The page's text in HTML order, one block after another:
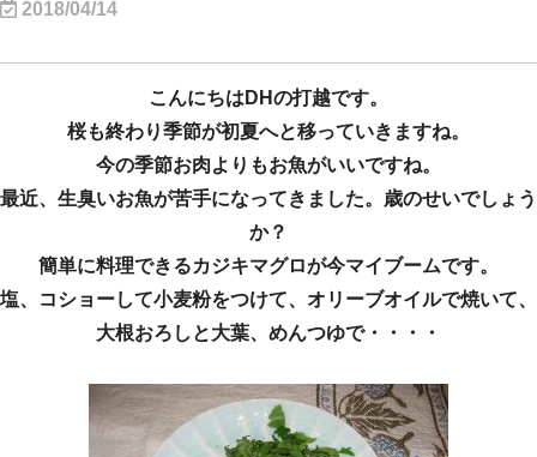
2018/04/14
こんにちはDHの打越です。
桜も終わり季節が初夏へと移っていきますね。
今の季節お肉よりもお魚がいいですね。
最近、生臭いお魚が苦手になってきました。歳のせいでしょう
か？
簡単に料理できるカジキマグロが今マイブームです。
塩、コショーして小麦粉をつけて、オリーブオイルで焼いて、
大根おろしと大葉、めんつゆで・・・・